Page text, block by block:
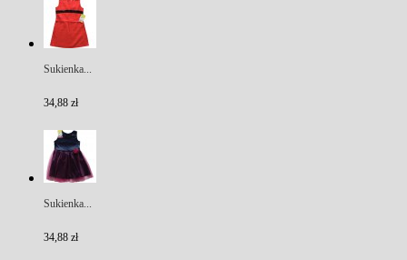
Sukienka...
34,88 zł
Sukienka...
34,88 zł